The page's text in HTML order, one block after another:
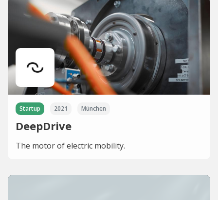
Startup 2021 München
DeepDrive
The motor of electric mobility.